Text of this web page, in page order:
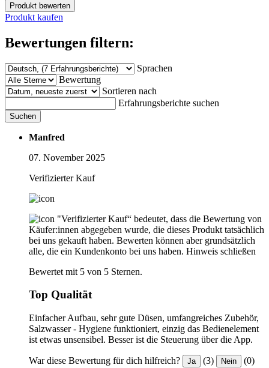
Produkt bewerten
Produkt kaufen
Bewertungen filtern:
Sprachen
Bewertung
Sortieren nach
Erfahrungsberichte suchen
Suchen
Manfred
07. November 2025
Verifizierter Kauf
"Verifizierter Kauf“ bedeutet, dass die Bewertung von
Käufer:innen abgegeben wurde, die dieses Produkt tatsächlich
bei uns gekauft haben. Bewerten können aber grundsätzlich
alle, die ein Kundenkonto bei uns haben. Hinweis schließen
Bewertet mit 5 von 5 Sternen.
Top Qualität
Einfacher Aufbau, sehr gute Düsen, umfangreiches Zubehör,
Salzwasser - Hygiene funktioniert, einzig das Bedienelement
ist etwas unsensibel. Besser ist die Steuerung über die App.
War diese Bewertung für dich hilfreich? Ja (3) Nein (0)